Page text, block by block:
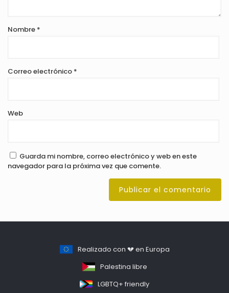
Nombre *
Correo electrónico *
Web
Guarda mi nombre, correo electrónico y web en este
navegador para la próxima vez que comente.
Realizado con 💔 en Europa
Palestina libre
LGBTQ+ friendly